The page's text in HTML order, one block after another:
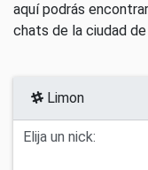
aquí podrás
chats de la ciudad de
Limon
Elija un nick: